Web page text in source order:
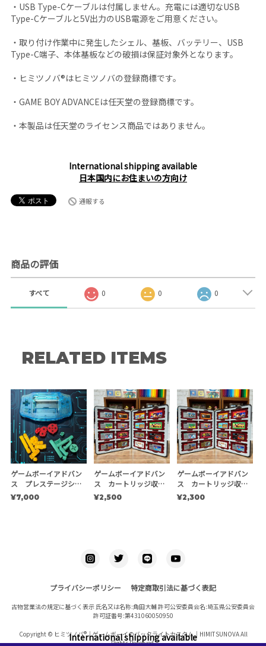
・USB Type-Cケーブルは付属しません。充電には適切なUSB
Type-Cケーブルと5V出力のUSB電源をご用意ください。
・取り付け作業中に発生したシェル、基板、バッテリー、USB
Type-C端子、本体基板などの破損は保証対象外となります。
・ヒミツノバ®はヒミツノバの登録商標です。
・GAME BOY ADVANCEは任天堂の登録商標です。
・本製品は任天堂のライセンス商品ではありません。
International shipping available
日本国内にお住まいの方向け
通報する
商品の評価
すべて 0 0 0
RELATED ITEMS
ゲームボーイアドバン
ス プレステージシェ
ルキット 【EXE】
¥7,000
ゲームボーイアドバン
ス カートリッジ収納
ケース
¥2,500
ゲームボーイアドバン
ス カートリッジ収納
ケース ※複数個用
¥2,300
International shipping available
プライバシーポリシー 特定商取引法に基づく表記
古物営業法の規定に基づく表示 氏名又は名称:角田大輔 許可公安委員会名:埼玉県公安委員会
許可証番号:第431060050950
Copyright © ヒミツノバ®｜ゲームボーイのバックライトカスタム｜HIMITSUNOVA All
Rights Reserved.